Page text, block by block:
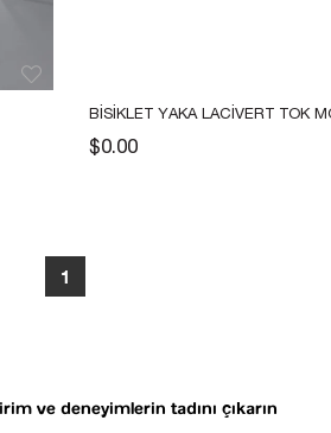
BISIKLET YAKA LACIVERT TOK
TSHIRT
$0.00
1
ve deneyimlerin tadını çıkarın